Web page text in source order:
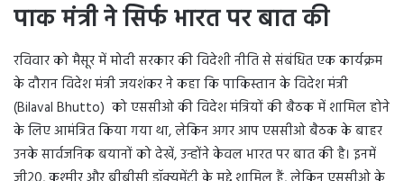
पाक मंत्री ने सिर्फ भारत पर बात की
रविवार को मैसूर में मोदी सरकार की विदेशी नीति से संबंधित एक कार्यक्रम
के दौरान विदेश मंत्री जयशंकर ने कहा कि पाकिस्तान के विदेश मंत्री
(Bilaval Bhutto) को एससीओ की विदेश मंत्रियों की बैठक में शामिल होने
के लिए आमंत्रित किया गया था, लेकिन अगर आप एससीओ बैठक के बाहर
उनके सार्वजनिक बयानों को देखें, उन्होंने केवल भारत पर बात की है। इनमें